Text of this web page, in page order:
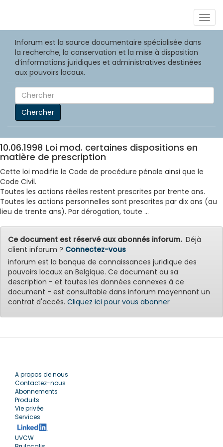
Inforum est la source documentaire spécialisée dans
la recherche, la conservation et la mise à disposition
d’informations juridiques et administratives destinées
aux pouvoirs locaux.
Chercher
10.06.1998 Loi mod. certaines dispositions en
matière de prescription
Cette loi modifie le Code de procédure pénale ainsi que le
Code Civil.
Toutes les actions réelles restent prescrites par trente ans.
Toutes les actions personnelles sont prescrites par dix ans (au
lieu de trente ans). Par dérogation, toute ...
Ce document est réservé aux abonnés inforum.Déjà
client inforum ? Connectez-vous
inforum est la banque de connaissances juridique des
pouvoirs locaux en Belgique. Ce document ou sa
description - et toutes les données connexes à ce
document - est consultable dans inforum moyennant un
contrat d'accès. Cliquez ici pour vous abonner
A propos de nous
Contactez-nous
Abonnements
Produits
Vie privée
Services
UVCW